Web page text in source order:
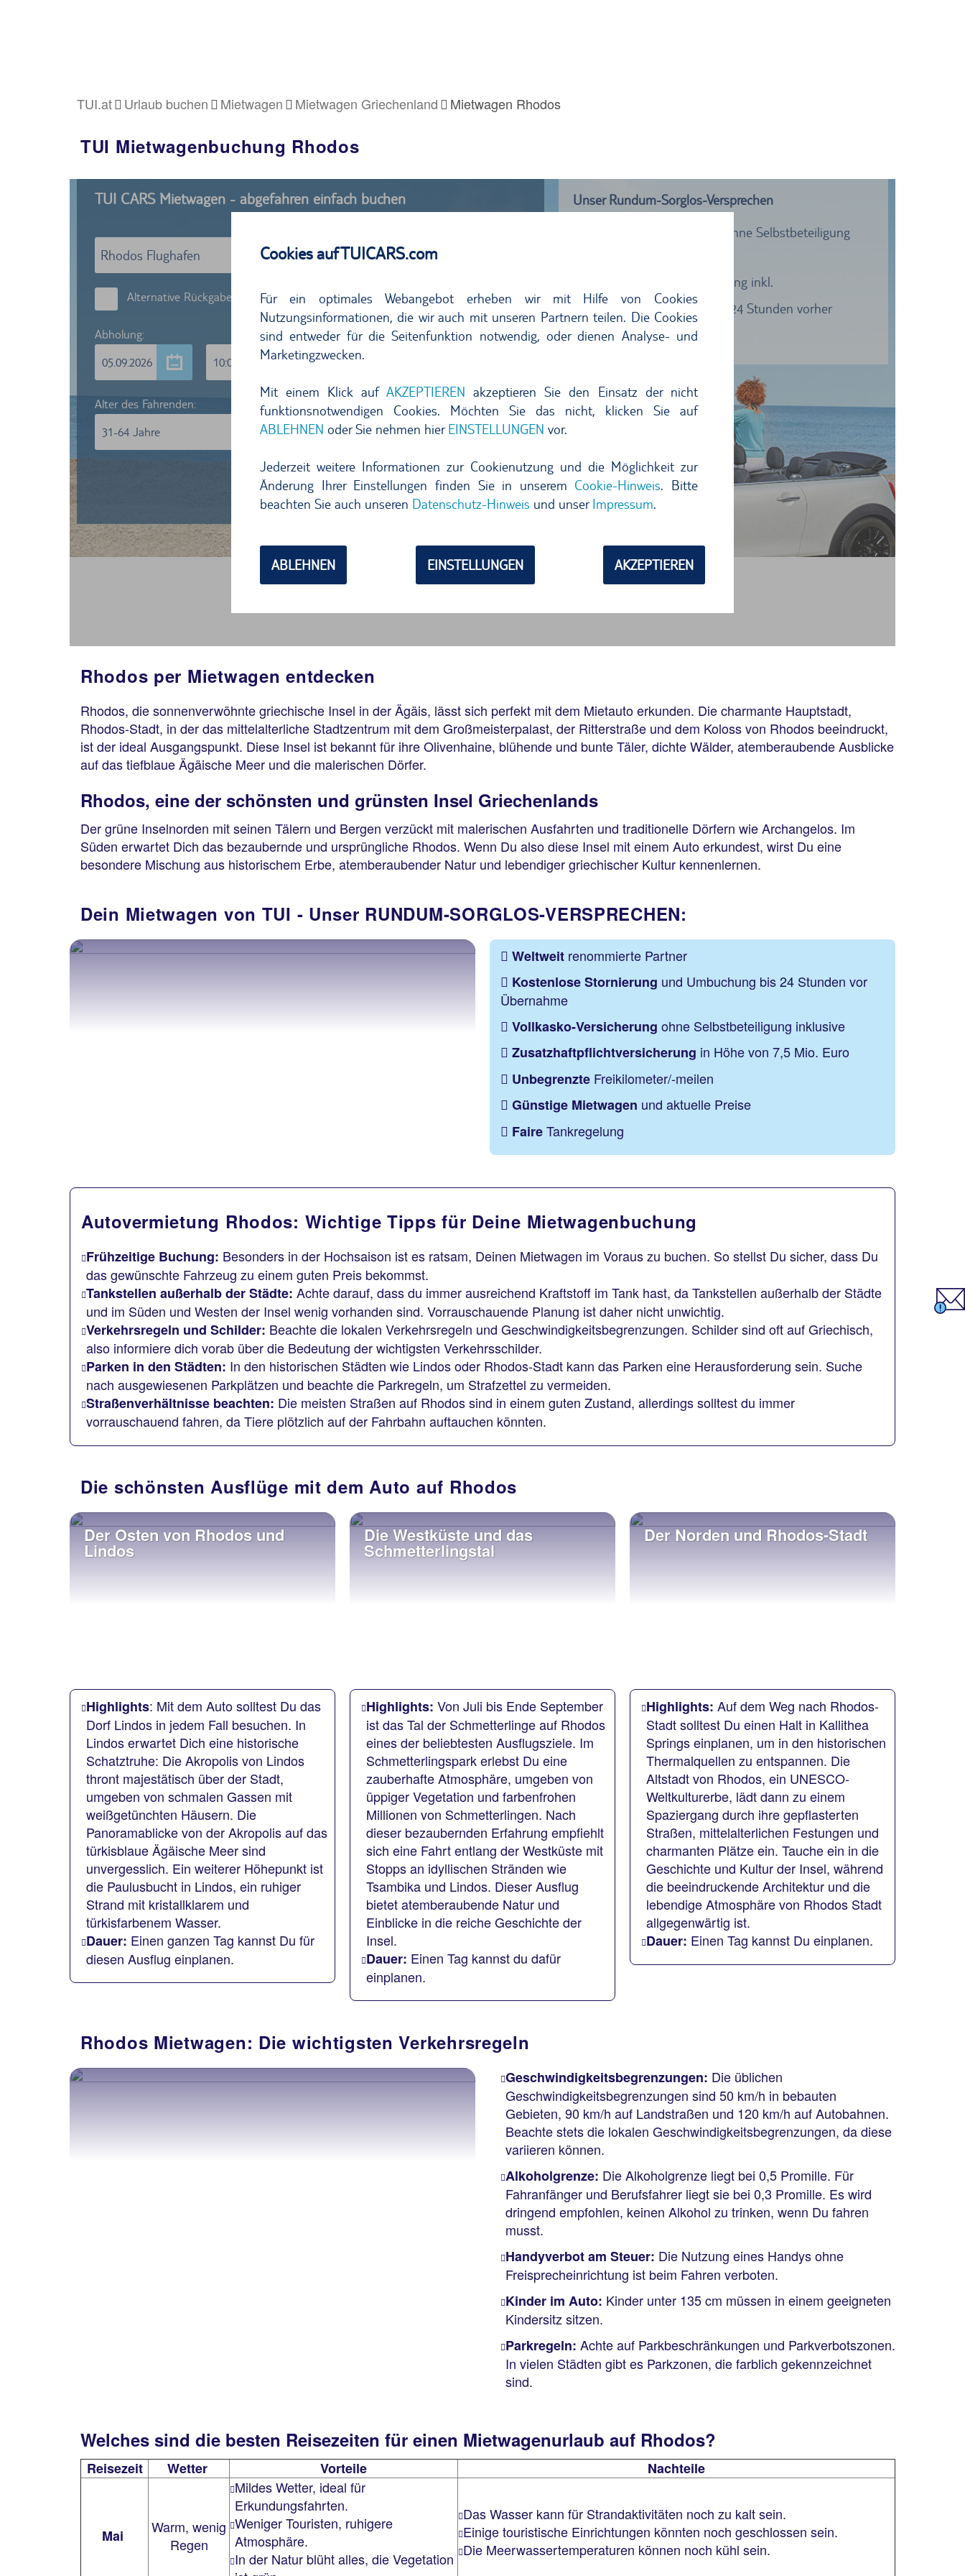
TUI.at Urlaub buchen Mietwagen Mietwagen Griechenland Mietwagen Rhodos
TUI Mietwagenbuchung Rhodos
Rhodos per Mietwagen entdecken
Rhodos, die sonnenverwöhnte griechische Insel in der Ägäis, lässt sich perfekt mit dem Mietauto erkunden. Die charmante Hauptstadt,
Rhodos-Stadt, in der das mittelalterliche Stadtzentrum mit dem Großmeisterpalast, der Ritterstraße und dem Koloss von Rhodos beeindruckt,
ist der ideal Ausgangspunkt. Diese Insel ist bekannt für ihre Olivenhaine, blühende und bunte Täler, dichte Wälder, atemberaubende Ausblicke
auf das tiefblaue Ägäische Meer und die malerischen Dörfer.
Rhodos, eine der schönsten und grünsten Insel Griechenlands
Der grüne Inselnorden mit seinen Tälern und Bergen verzückt mit malerischen Ausfahrten und traditionelle Dörfern wie Archangelos. Im
Süden erwartet Dich das bezaubernde und ursprüngliche Rhodos. Wenn Du also diese Insel mit einem Auto erkundest, wirst Du eine
besondere Mischung aus historischem Erbe, atemberaubender Natur und lebendiger griechischer Kultur kennenlernen.
Dein Mietwagen von TUI - Unser RUNDUM-SORGLOS-VERSPRECHEN:
Weltweit renommierte Partner
Kostenlose Stornierung und Umbuchung bis 24 Stunden vor
Übernahme
Vollkasko-Versicherung ohne Selbstbeteiligung inklusive
Zusatzhaftpflichtversicherung in Höhe von 7,5 Mio. Euro
Unbegrenzte Freikilometer/-meilen
Günstige Mietwagen und aktuelle Preise
FaireTankregelung
Autovermietung Rhodos: Wichtige Tipps für Deine Mietwagenbuchung
Frühzeitige Buchung: Besonders in der Hochsaison ist es ratsam, Deinen Mietwagen im Voraus zu buchen. So stellst Du sicher, dass Du
das gewünschte Fahrzeug zu einem guten Preis bekommst.
Tankstellen außerhalb der Städte: Achte darauf, dass du immer ausreichend Kraftstoff im Tank hast, da Tankstellen außerhalb der Städte
und im Süden und Westen der Insel wenig vorhanden sind. Vorrauschauende Planung ist daher nicht unwichtig.
Verkehrsregeln und Schilder: Beachte die lokalen Verkehrsregeln und Geschwindigkeitsbegrenzungen. Schilder sind oft auf Griechisch,
also informiere dich vorab über die Bedeutung der wichtigsten Verkehrsschilder.
Parken in den Städten: In den historischen Städten wie Lindos oder Rhodos-Stadt kann das Parken eine Herausforderung sein. Suche
nach ausgewiesenen Parkplätzen und beachte die Parkregeln, um Strafzettel zu vermeiden.
Straßenverhältnisse beachten: Die meisten Straßen auf Rhodos sind in einem guten Zustand, allerdings solltest du immer
vorrauschauend fahren, da Tiere plötzlich auf der Fahrbahn auftauchen könnten.
Die schönsten Ausflüge mit dem Auto auf Rhodos
Der Osten von Rhodos und
Lindos
Highlights: Mit dem Auto solltest Du das
Dorf Lindos in jedem Fall besuchen. In
Lindos erwartet Dich eine historische
Schatztruhe: Die Akropolis von Lindos
thront majestätisch über der Stadt,
umgeben von schmalen Gassen mit
weißgetünchten Häusern. Die
Panoramablicke von der Akropolis auf das
türkisblaue Ägäische Meer sind
unvergesslich. Ein weiterer Höhepunkt ist
die Paulusbucht in Lindos, ein ruhiger
Strand mit kristallklarem und
türkisfarbenem Wasser.
Dauer: Einen ganzen Tag kannst Du für
diesen Ausflug einplanen.
Die Westküste und das
Schmetterlingstal
Highlights: Von Juli bis Ende September
ist das Tal der Schmetterlinge auf Rhodos
eines der beliebtesten Ausflugsziele. Im
Schmetterlingspark erlebst Du eine
zauberhafte Atmosphäre, umgeben von
üppiger Vegetation und farbenfrohen
Millionen von Schmetterlingen. Nach
dieser bezaubernden Erfahrung empfiehlt
sich eine Fahrt entlang der Westküste mit
Stopps an idyllischen Stränden wie
Tsambika und Lindos. Dieser Ausflug
bietet atemberaubende Natur und
Einblicke in die reiche Geschichte der
Insel.
Dauer: Einen Tag kannst du dafür
einplanen.
Der Norden und Rhodos-Stadt
Highlights: Auf dem Weg nach Rhodos-
Stadt solltest Du einen Halt in Kallithea
Springs einplanen, um in den historischen
Thermalquellen zu entspannen. Die
Altstadt von Rhodos, ein UNESCO-
Weltkulturerbe, lädt dann zu einem
Spaziergang durch ihre gepflasterten
Straßen, mittelalterlichen Festungen und
charmanten Plätze ein. Tauche ein in die
Geschichte und Kultur der Insel, während
die beeindruckende Architektur und die
lebendige Atmosphäre von Rhodos Stadt
allgegenwärtig ist.
Dauer: Einen Tag kannst Du einplanen.
Rhodos Mietwagen: Die wichtigsten Verkehrsregeln
Geschwindigkeitsbegrenzungen: Die üblichen
Geschwindigkeitsbegrenzungen sind 50 km/h in bebauten
Gebieten, 90 km/h auf Landstraßen und 120 km/h auf Autobahnen.
Beachte stets die lokalen Geschwindigkeitsbegrenzungen, da diese
variieren können.
Alkoholgrenze: Die Alkoholgrenze liegt bei 0,5 Promille. Für
Fahranfänger und Berufsfahrer liegt sie bei 0,3 Promille. Es wird
dringend empfohlen, keinen Alkohol zu trinken, wenn Du fahren
musst.
Handyverbot am Steuer: Die Nutzung eines Handys ohne
Freisprecheinrichtung ist beim Fahren verboten.
Kinder im Auto: Kinder unter 135 cm müssen in einem geeigneten
Kindersitz sitzen.
Parkregeln: Achte auf Parkbeschränkungen und Parkverbotszonen.
In vielen Städten gibt es Parkzonen, die farblich gekennzeichnet
sind.
Welches sind die besten Reisezeiten für einen Mietwagenurlaub auf Rhodos?
Reisezeit Wetter Vorteile Nachteile
Mai
Warm, wenig
Regen
Mildes Wetter, ideal für
Erkundungsfahrten.
Weniger Touristen, ruhigere
Atmosphäre.
In der Natur blüht alles, die Vegetation
Das Wasser kann für Strandaktivitäten noch zu kalt sein.
Einige touristische Einrichtungen könnten noch geschlossen sein.
Die Meerwassertemperaturen können noch kühl sein.